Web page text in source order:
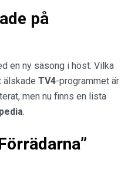
på
en ny säsong i höst. Vilka
älskade TV4-programmet är
men nu finns en lista
.